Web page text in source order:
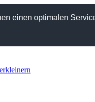
einen optimalen